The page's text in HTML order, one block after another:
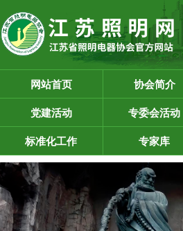
网站首页 协会简介
党建活动 专委会活动
标准化工作 专家库